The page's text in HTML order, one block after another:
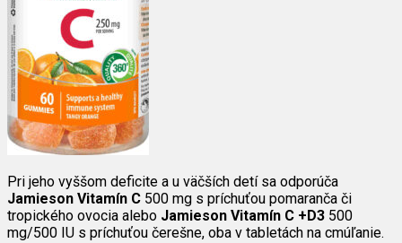
Pri jeho vyššom deficite a u väčších detí sa odporúča
Jamieson Vitamín C 500 mg s príchuťou pomaranča či
tropického ovocia alebo Jamieson Vitamín C +D3 500
mg/500 IU s príchuťou čerešne, oba v tabletách na cmúľanie.